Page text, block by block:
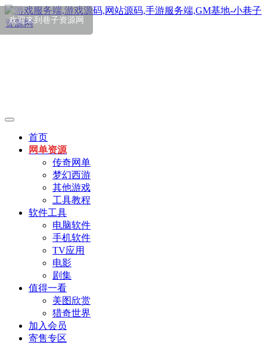
首页
网单资源
传奇网单
梦幻西游
其他游戏
工具教程
软件工具
电脑软件
手机软件
TV应用
电影
剧集
值得一看
美图欣赏
猎奇世界
加入会员
寄售专区